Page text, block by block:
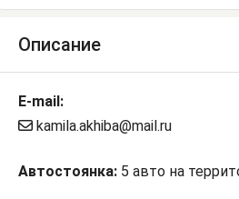
Описание
E-mail:
kamila.akhiba@mail.ru
Автостоянка: 5 авто на